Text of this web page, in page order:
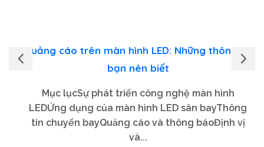
Quảng cáo trên màn hình LED: Những thông tin
bạn nên biết
Mục lụcSự phát triển công nghệ màn hình
LEDỨng dụng của màn hình LED sân bayThông
tin chuyến bayQuảng cáo và thông báoĐịnh vị
và...